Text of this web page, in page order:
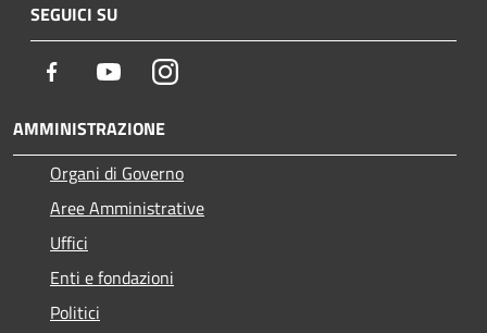
SEGUICI SU
Facebook YoutubeInstagram
AMMINISTRAZIONE
Organi di Governo
Aree Amministrative
Uffici
Enti e fondazioni
Politici